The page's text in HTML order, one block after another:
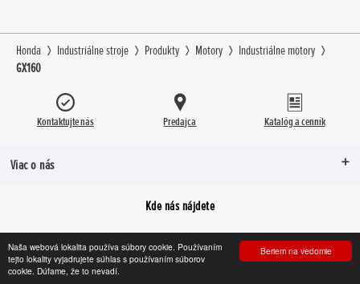
Beriem na vedomie
Naša webová lokalita používa súbory cookie. Používaním
tejto lokality vyjadrujete súhlas s používaním súborov
cookie. Dúfame, že to nevadí.
Honda Industriálne stroje Produkty Motory
Industriálne motory
GX160
Kontaktujte nás Predajca Katalóg a cenník
Viac o nás
Kde nás nájdete
Facebook